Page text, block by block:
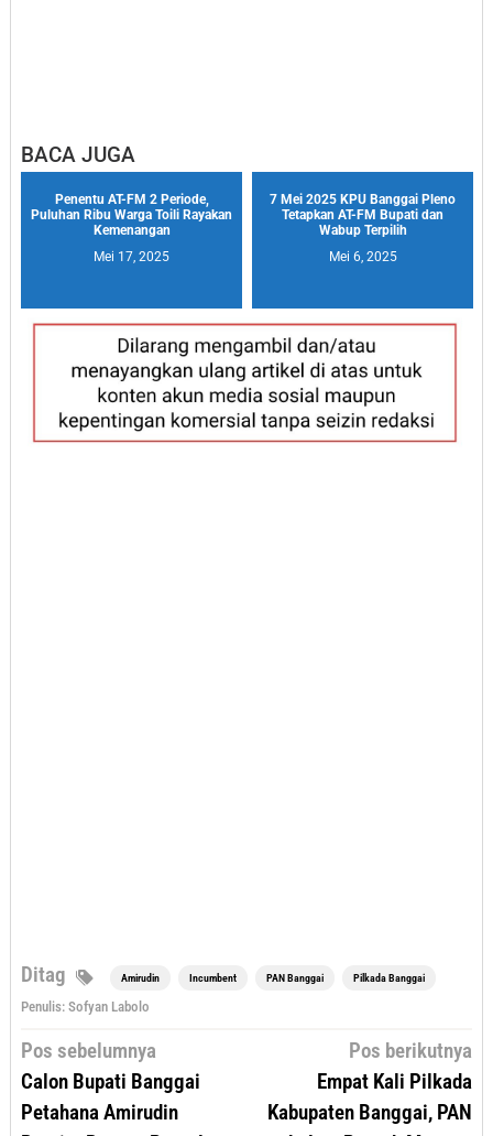
BACA JUGA
Penentu AT-FM 2 Periode,
Puluhan Ribu Warga Toili Rayakan
Kemenangan
Mei 17, 2025
7 Mei 2025 KPU Banggai Pleno
Tetapkan AT-FM Bupati dan
Wabup Terpilih
Mei 6, 2025
Ditag Amirudin Incumbent PAN Banggai Pilkada Banggai
Penulis: Sofyan Labolo
Navigasi
Pos sebelumnya
Calon Bupati Banggai
Petahana Amirudin
Pos berikutnya
Empat Kali Pilkada
Kabupaten Banggai, PAN